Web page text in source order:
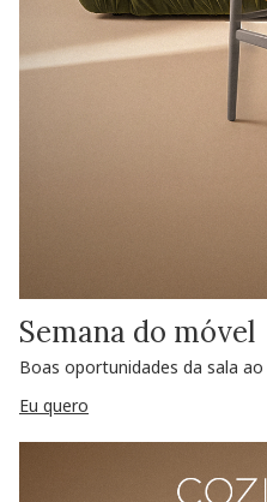
Semana do móvel
Boas oportunidades da sala
Eu quero